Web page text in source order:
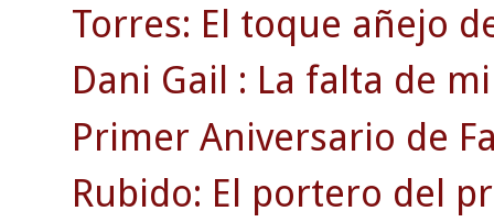
Torres: El toque añejo
Dani Gail : La falta de
Primer Aniversario de
Rubido: El portero del